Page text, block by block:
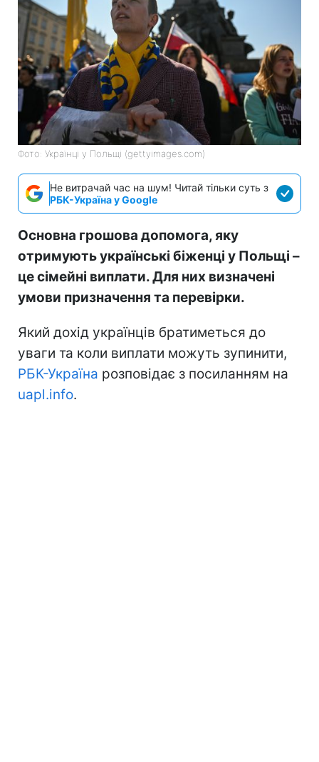
Фото: Українці у Польщі (gettyimages.com)
Не витрачай час на шум! Читай тільки суть з
РБК-Україна у Google
Основна грошова допомога, яку
отримують українські біженці у Польщі –
це сімейні виплати. Для них визначені
умови призначення та перевірки.
Який дохід українців братиметься до
уваги та коли виплати можуть зупинити,
РБК-Україна розповідає з посиланням на
uapl.info.